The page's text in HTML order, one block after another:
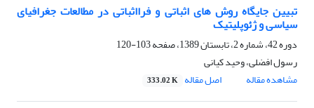
تبیین جایگاه روش های اثباتی و فرااثباتی در مطالعات جغرافیای
سیاسی و ژئوپلیتیک
دوره 42، شماره 2، تابستان 1389، صفحه
103-120
رسول افضلی، وحید کیانی
مشاهده مقاله
اصل مقاله 333.02 K